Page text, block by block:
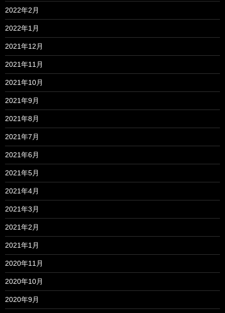
2022年2月
2022年1月
2021年12月
2021年11月
2021年10月
2021年9月
2021年8月
2021年7月
2021年6月
2021年5月
2021年4月
2021年3月
2021年2月
2021年1月
2020年11月
2020年10月
2020年9月